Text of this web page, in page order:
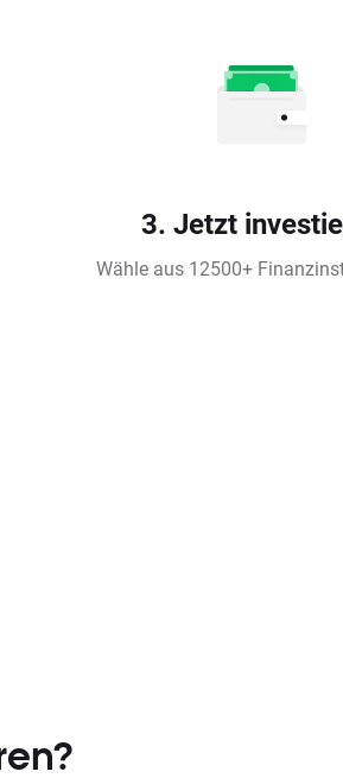
3. Jetzt
Wähle aus 12500+